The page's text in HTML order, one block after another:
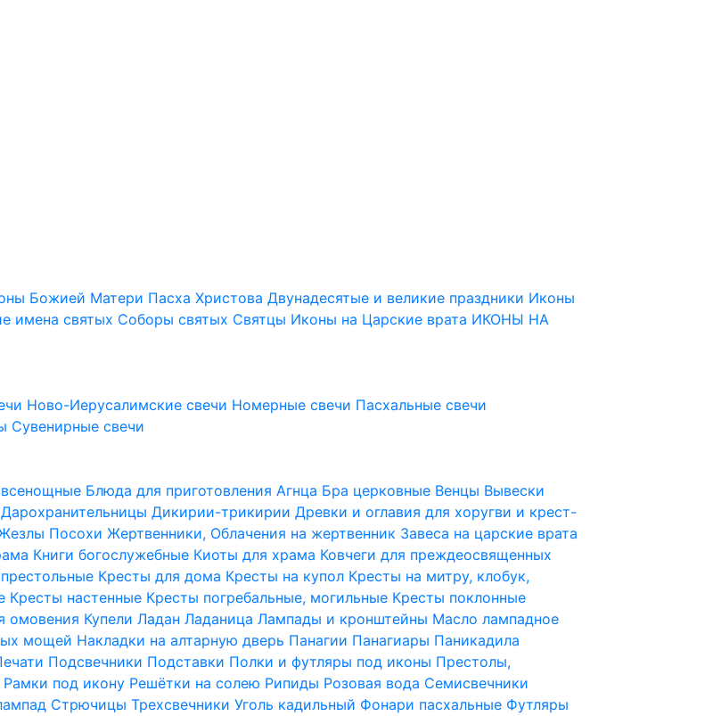
Божией Матери Пасха ХристоваДвунадесятые и великие праздники Иконы
имена святых Соборы святых Святцы Иконы на Царские врата ИКОНЫ НА
Ново-Иерусалимские свечи Номерные свечи Пасхальные свечи
Сувенирные свечи
Блюда для приготовления Агнца Бра церковные Венцы Вывески
ДарохранительницыДикирии-трикирииДревки и оглавия для хоругви и крест-
ПосохиЖертвенники, Облачения на жертвенник Завеса на царские врата
Книги богослужебные Киоты для храма Ковчеги для преждеосвященных
Кресты для дома Кресты на купол Кресты на митру, клобук,
Кресты настенные Кресты погребальные, могильные Кресты поклонные
омовения КупелиЛаданЛаданицаЛампады и кронштейны Масло лампадное
мощей Накладки на алтарную дверь Панагии Панагиары Паникадила
Подсвечники Подставки Полки и футляры под иконы Престолы,
Рамки под икону Решётки на солею Рипиды Розовая вода Семисвечники
СтрючицыТрехсвечникиУголь кадильный Фонари пасхальные Футляры